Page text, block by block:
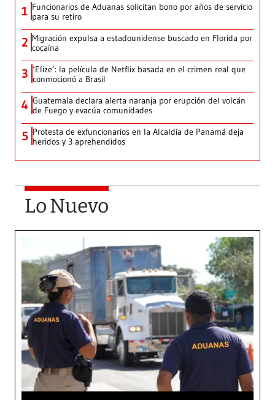
1 Funcionarios de Aduanas solicitan bono por años de servicio
para su retiro
2 Migración expulsa a estadounidense buscado en Florida por
cocaína
3 ‘Elize’: la película de Netflix basada en el crimen real que
conmocionó a Brasil
4 Guatemala declara alerta naranja por erupción del volcán
de Fuego y evacúa comunidades
5 Protesta de exfuncionarios en la Alcaldía de Panamá deja
heridos y 3 aprehendidos
Lo Nuevo